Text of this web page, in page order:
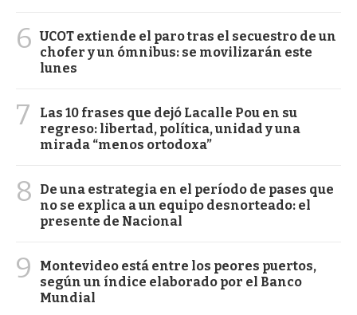
6 UCOT extiende el paro tras el secuestro de un
chofer y un ómnibus: se movilizarán este
lunes
7
Las 10 frases que dejó Lacalle Pou en su
regreso: libertad, política, unidad y una
mirada “menos ortodoxa”
8
De una estrategia en el período de pases que
no se explica a un equipo desnorteado: el
presente de Nacional
9
Montevideo está entre los peores puertos,
según un índice elaborado por el Banco
Mundial